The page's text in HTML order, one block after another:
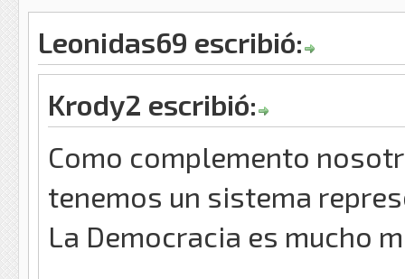
Leonidas69 escribió:
Krody2 escribió:
Como complemento
tenemos un sistema
La Democracia es mucho